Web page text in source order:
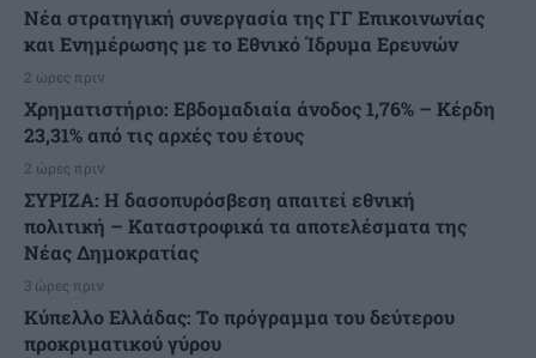
Νέα στρατηγική συνεργασία της ΓΓ Επικοινωνίας
και Ενημέρωσης με το Εθνικό Ίδρυμα Ερευνών
2 ώρες πριν
Χρηματιστήριο: Εβδομαδιαία άνοδος 1,76% – Κέρδη
23,31% από τις αρχές του έτους
2 ώρες πριν
ΣΥΡΙΖΑ: Η δασοπυρόσβεση απαιτεί εθνική
πολιτική – Καταστροφικά τα αποτελέσματα της
Νέας Δημοκρατίας
3 ώρες πριν
Κύπελλο Ελλάδας: Το πρόγραμμα του δεύτερου
προκριματικού γύρου